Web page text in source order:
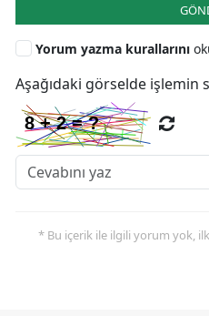
Yorum yazma kurallarını
Aşağıdaki görselde işlemin
* Bu içerik ile ilgili yorum yok,